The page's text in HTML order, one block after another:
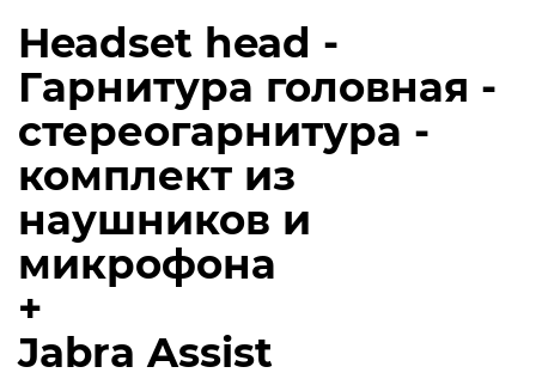
Headset head -
Гарнитура головная -
стереогарнитура -
комплект из
наушников и
микрофона
+
Jabra Assist